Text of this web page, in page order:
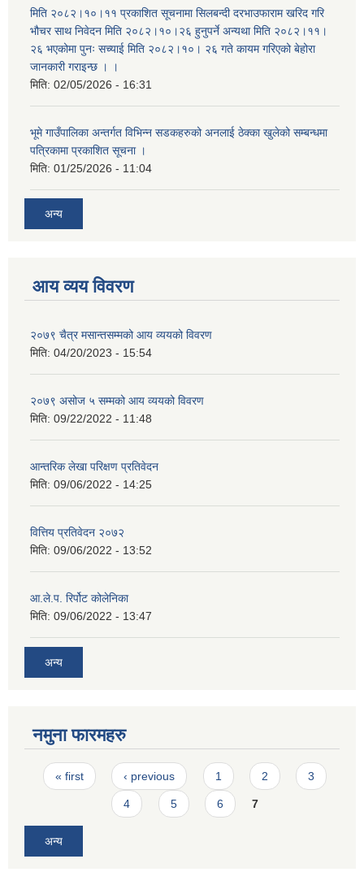
मिति २०८२।१०।११ प्रकाशित सूचनामा सिलबन्दी दरभाउफाराम खरिद गरि
भौचर साथ निवेदन मिति २०८२।१०।२६ हुनुपर्ने अन्यथा मिति २०८२।११।
२६ भएकोमा पुनः सच्याई मिति २०८२।१०। २६ गते कायम गरिएको बेहोरा
जानकारी गराइन्छ । ।
मिति: 02/05/2026 - 16:31
भूमे गाउँपालिका अन्तर्गत विभिन्न सडकहरुको अनलाई ठेक्का खुलेको सम्बन्धमा
पत्रिकामा प्रकाशित सूचना ।
मिति: 01/25/2026 - 11:04
अन्य
आय व्यय विवरण
२०७९ चैत्र मसान्तसम्मको आय व्ययको विवरण
मिति: 04/20/2023 - 15:54
२०७९ असोज ५ सम्मको आय व्ययको विवरण
मिति: 09/22/2022 - 11:48
आन्तरिक लेखा परिक्षण प्रतिवेदन
मिति: 09/06/2022 - 14:25
वित्तिय प्रतिवेदन २०७२
मिति: 09/06/2022 - 13:52
आ.ले.प. रिर्पोट कोलेनिका
मिति: 09/06/2022 - 13:47
अन्य
नमुना फारमहरु
Pages
« first ‹ previous 1 2 3
4 5 6 7
अन्य